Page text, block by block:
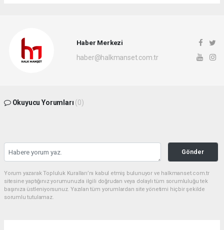
Haber Merkezi
haber@halkmanset.com.tr
Okuyucu Yorumları (0)
Gönder
Yorum yazarak Topluluk Kuralları’nı kabul etmiş bulunuyor ve halkmanset.com.tr
sitesine yaptığınız yorumunuzla ilgili doğrudan veya dolaylı tüm sorumluluğu tek
başınıza üstleniyorsunuz. Yazılan tüm yorumlardan site yönetimi hiçbir şekilde
sorumlu tutulamaz.